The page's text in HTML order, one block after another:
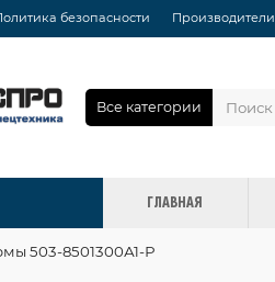
безопасности Производители
Все категории
ГЛАВНАЯ
503-8501300А1-Р